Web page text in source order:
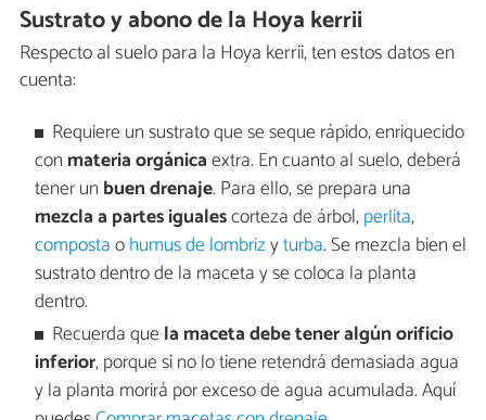
Sustrato y abono de la Hoya kerrii
Respecto al suelo para la Hoya kerrii, ten estos datos en
cuenta:
Requiere un sustrato que se seque rápido, enriquecido
con materia orgánicaextra. En cuanto al suelo, deberá
tener un buen drenaje. Para ello, se prepara una
mezcla a partes igualescorteza de árbol,perlita,
compostaohumus de lombrizyturba. Se mezcla bien el
sustrato dentro de la maceta y se coloca la planta
dentro.
Recuerda que la maceta debe tener algún orificio
inferior, porque si no lo tiene retendrá demasiada agua
y la planta morirá por exceso de agua acumulada. Aquí